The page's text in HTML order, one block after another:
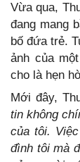
Vừa qua,
đang mang
bố đứa trẻ.
ảnh của
cho là hẹn
Mới đây,
tin không
của tôi.
đình tôi mà